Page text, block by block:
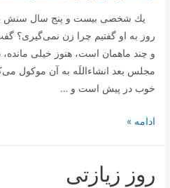
یك شخصی بیست و پنج سال سنش
روز به او گفتیم چرا زن نمی‌گیری؟
و چند ماهمان است، هنوز خیلی
مجلس بعد انشاءاللَه به آن موكول
خوب در پیش است و …
روز
ادامه »
روز زیازتی